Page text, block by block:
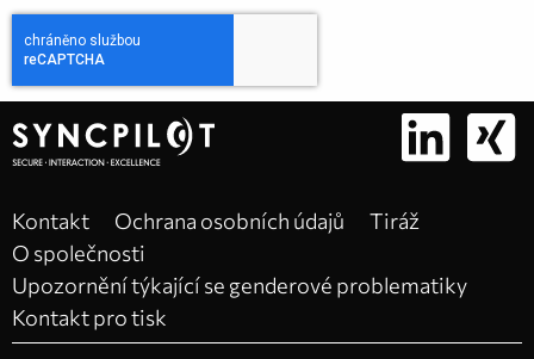
Kontakt Ochrana osobních údajů
Tiráž
O společnosti
Upozornění týkající se genderové problematiky
Kontakt pro tisk